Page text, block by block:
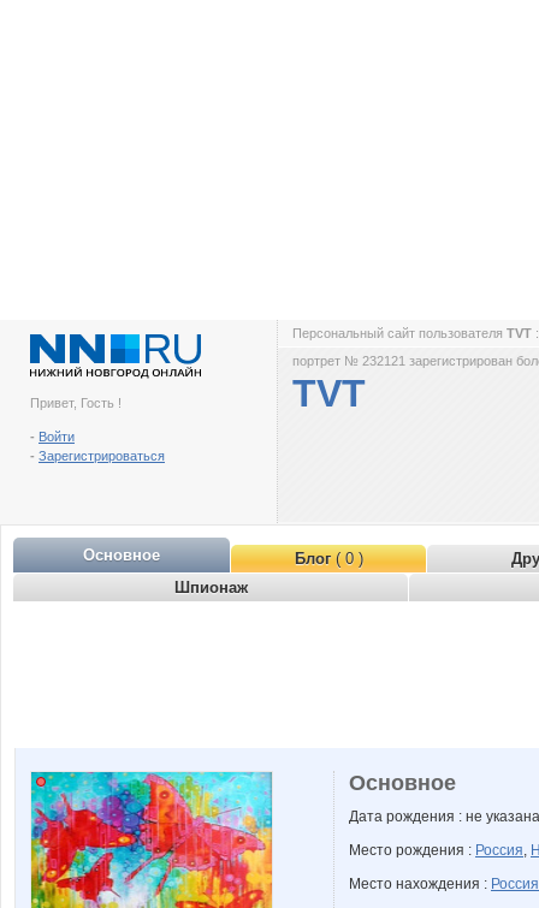
Привет, Гость !
- Войти
- Зарегистрироваться
Персональный сайт пользователя TVT
портрет № 232121 зарегистрирован
TVT
Основное Блог( 0 )
Шпионаж
Основное
Дата рождения : не указана
Место рождения : Россия,
Место нахождения : Россия